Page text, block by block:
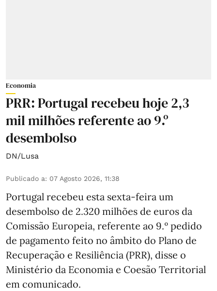
Economia
PRR: Portugal recebeu hoje 2,3
mil milhões referente ao 9.º
desembolso
DN/Lusa
Publicado a: 07 Agosto 2026, 11:38
Portugal recebeu esta sexta-feira um
desembolso de 2.320 milhões de euros da
Comissão Europeia, referente ao 9.º pedido
de pagamento feito no âmbito do Plano de
Recuperação e Resiliência (PRR), disse o
Ministério da Economia e Coesão Territorial
em comunicado.